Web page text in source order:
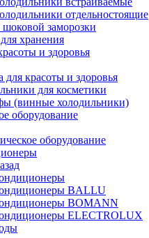
отдельностоящие
заморозки
хранения
и здоровья
для красоты и здоровья
для косметики
(винные холодильники)
оборудование
оборудование
BALLU
BOMANN
ELECTROLUX